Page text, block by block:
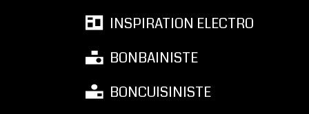
INSPIRATION ELECTRO
BONBAINISTE
BONCUISINISTE